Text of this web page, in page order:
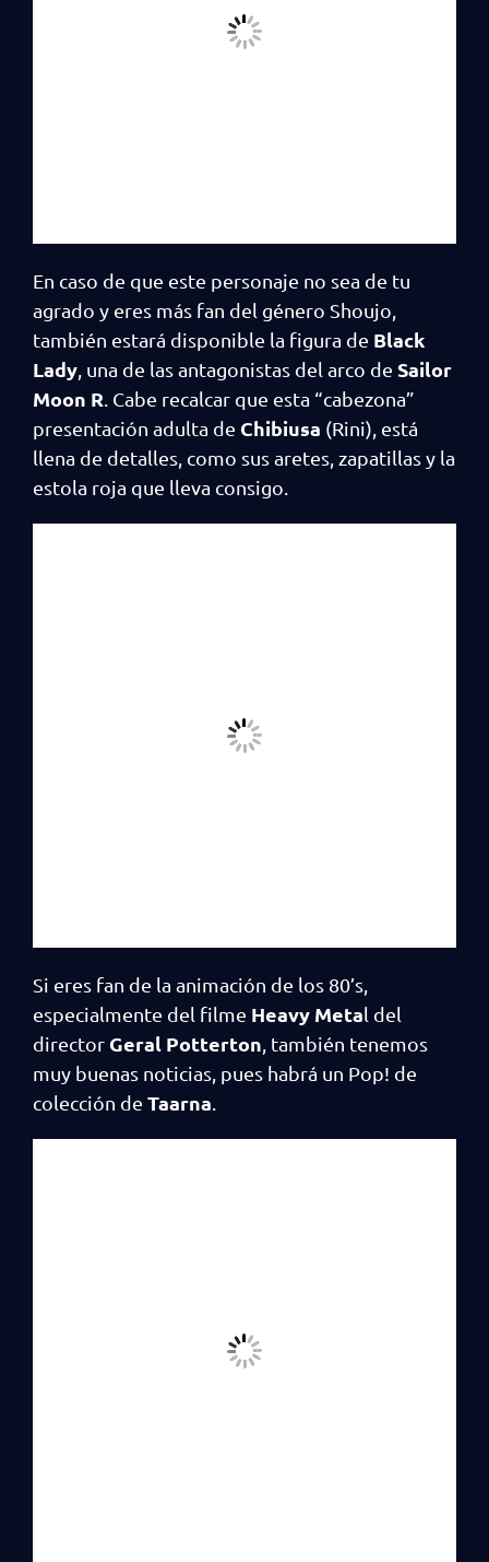
En caso de que este personaje no sea de tu
agrado y eres más fan del género Shoujo,
también estará disponible la figura de Black
Lady , una de las antagonistas del arco de Sailor
Moon R . Cabe recalcar que esta “cabezona”
presentación adulta de Chibiusa (Rini), está
llena de detalles, como sus aretes, zapatillas y la
estola roja que lleva consigo.
Si eres fan de la animación de los 80’s,
especialmente del filme Heavy Metal del
director Geral Potterton , también tenemos
muy buenas noticias, pues habrá un Pop! de
colección de Taarna